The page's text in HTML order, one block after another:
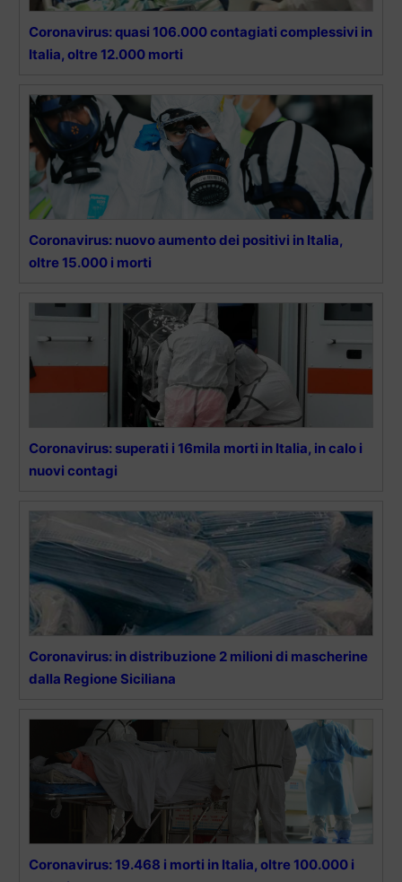
Coronavirus: quasi 106.000 contagiati complessivi in
Italia, oltre 12.000 morti
Coronavirus: nuovo aumento dei positivi in Italia,
oltre 15.000 i morti
Coronavirus: superati i 16mila morti in Italia, in calo i
nuovi contagi
Coronavirus: in distribuzione 2 milioni di mascherine
dalla Regione Siciliana
Coronavirus: 19.468 i morti in Italia, oltre 100.000 i